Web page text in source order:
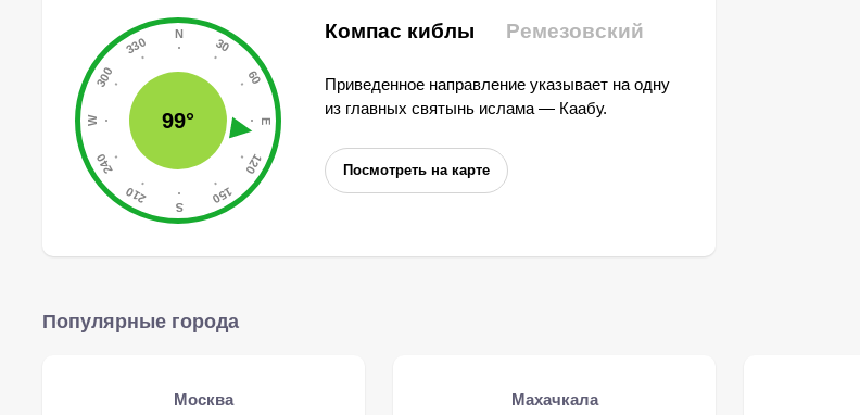
99°
Компас киблы Ремезовский
Приведенное направление указывает на одну
из главных святынь ислама — Каабу.
Посмотреть на карте
Популярные города
Москва Махачкала